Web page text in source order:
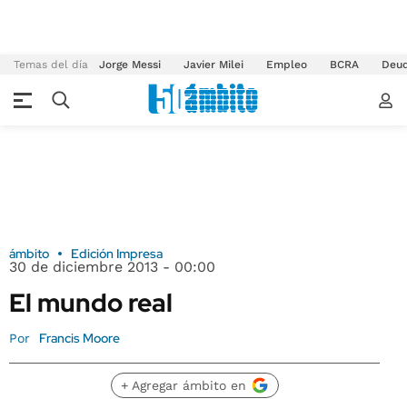
Temas del día Jorge Messi Javier Milei Empleo BCRA
ámbito Edición Impresa
30 de diciembre 2013 - 00:00
El mundo real
Por Francis Moore
+ Agregar ámbito en